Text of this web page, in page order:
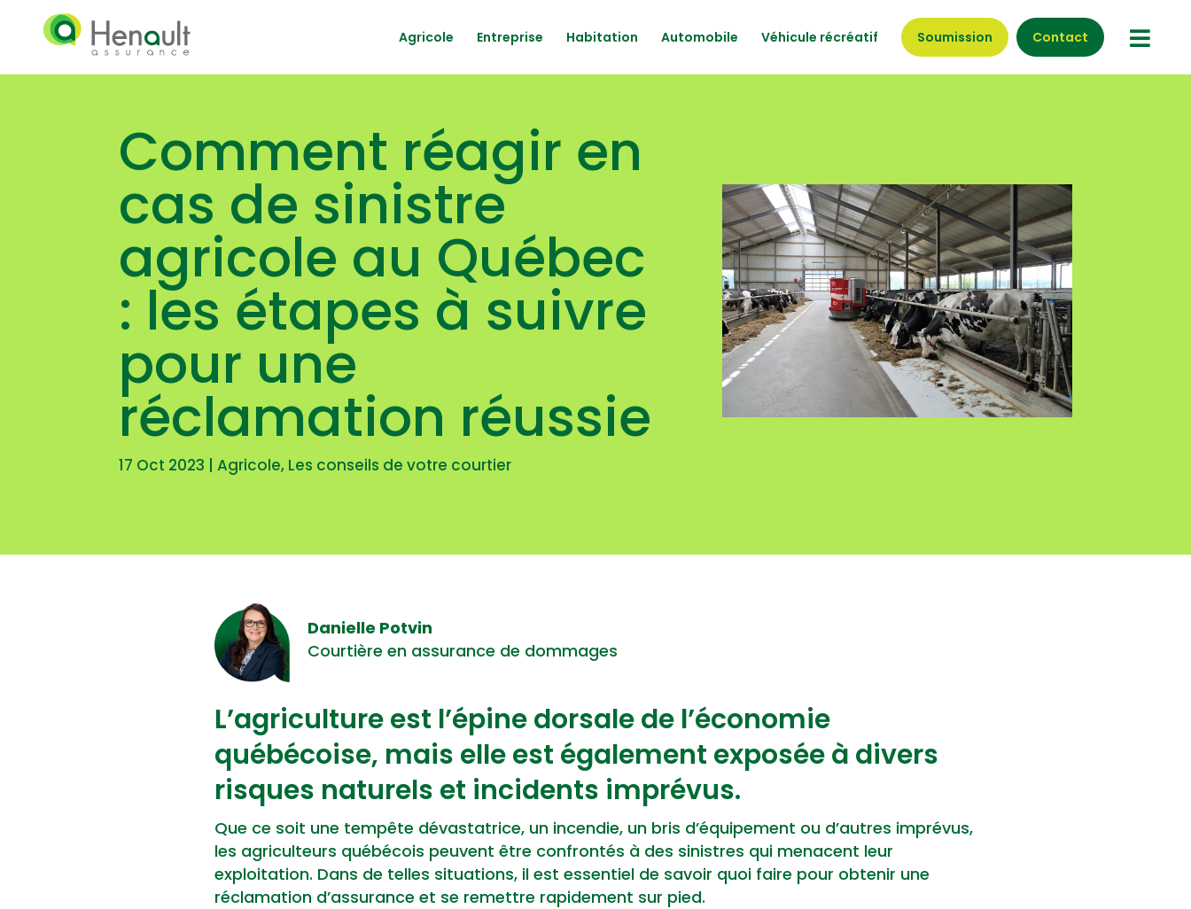
Agricole Entreprise Habitation Automobile Véhicule récréatif Soumission Contact
Comment réagir en
cas de sinistre
agricole au Québec
: les étapes à suivre
pour une
réclamation réussie
17 Oct 2023 |Agricole, Les conseils de votre courtier
Danielle Potvin
Courtière en assurance de dommages
L’agriculture est l’épine dorsale de l’économie
québécoise, mais elle est également exposée à divers
risques naturels et incidents imprévus.
Que ce soit une tempête dévastatrice, un incendie, un bris d’équipement ou d’autres imprévus,
les agriculteurs québécois peuvent être confrontés à des sinistres qui menacent leur
exploitation. Dans de telles situations, il est essentiel de savoir quoi faire pour obtenir une
réclamation d’assurance et se remettre rapidement sur pied.